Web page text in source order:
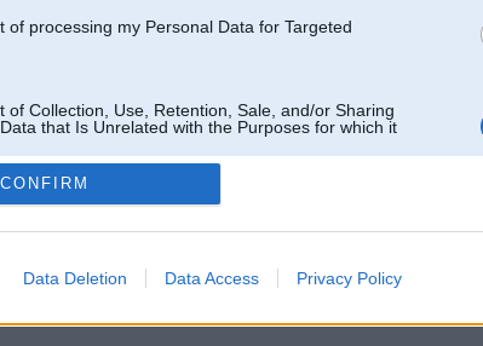
of processing my Personal Data for Targeted
of Collection, Use, Retention, Sale, and/or Sharing
that Is Unrelated with the Purposes for which it
CONFIRM
Data Deletion Data Access Privacy Policy
ar